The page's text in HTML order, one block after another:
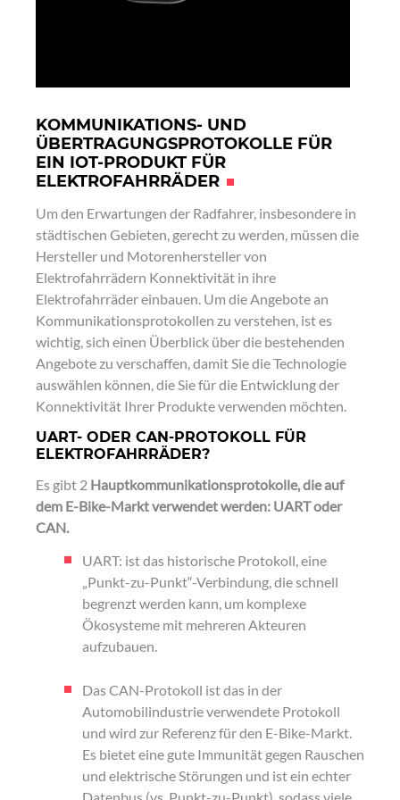
KOMMUNIKATIONS- UND
ÜBERTRAGUNGSPROTOKOLLE FÜR
EIN IOT-PRODUKT FÜR
ELEKTROFAHRRÄDER
Um den Erwartungen der Radfahrer, insbesondere in
städtischen Gebieten, gerecht zu werden, müssen die
Hersteller und Motorenhersteller von
Elektrofahrrädern Konnektivität in ihre
Elektrofahrräder einbauen. Um die Angebote an
Kommunikationsprotokollen zu verstehen, ist es
wichtig, sich einen Überblick über die bestehenden
Angebote zu verschaffen, damit Sie die Technologie
auswählen können, die Sie für die Entwicklung der
Konnektivität Ihrer Produkte verwenden möchten.
UART- ODER CAN-PROTOKOLL FÜR
ELEKTROFAHRRÄDER?
Es gibt 2 Hauptkommunikationsprotokolle, die auf
dem E-Bike-Markt verwendet werden: UART oder
CAN.
UART: ist das historische Protokoll, eine
„Punkt-zu-Punkt“-Verbindung, die schnell
begrenzt werden kann, um komplexe
Ökosysteme mit mehreren Akteuren
aufzubauen.
Das CAN-Protokoll ist das in der
Automobilindustrie verwendete Protokoll
und wird zur Referenz für den E-Bike-Markt.
Es bietet eine gute Immunität gegen Rauschen
und elektrische Störungen und ist ein echter
Datenbus (vs. Punkt-zu-Punkt), sodass viele